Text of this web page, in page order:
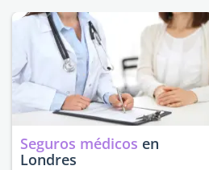
Seguros médicos en
Londres